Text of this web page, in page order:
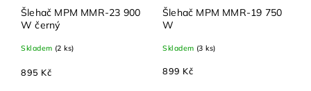
Šlehač MPM MMR-23 900
W černý
Skladem (2 ks)
895 Kč
Šlehač MPM MMR-19 750
W
Skladem (3 ks)
899 Kč